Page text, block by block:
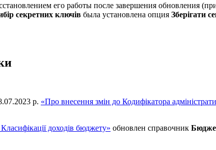
его работы после завершения обновления
секретних ключів была установлена опция Зберігати
р. «Про внесення змін до Кодифікатора
доходів бюджету» обновлен справочник